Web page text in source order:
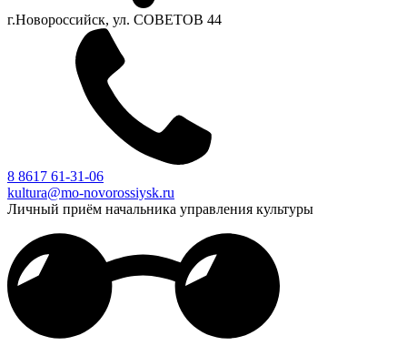
г.Новороссийск, ул. СОВЕТОВ 44
8 8617 61-31-06
kultura@mo-novorossiysk.ru
Личный приём начальника управления культуры